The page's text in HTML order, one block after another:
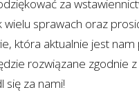
za
wielu sprawach oraz
która aktualnie jest
rozwiązane zgodnie
się za nami!